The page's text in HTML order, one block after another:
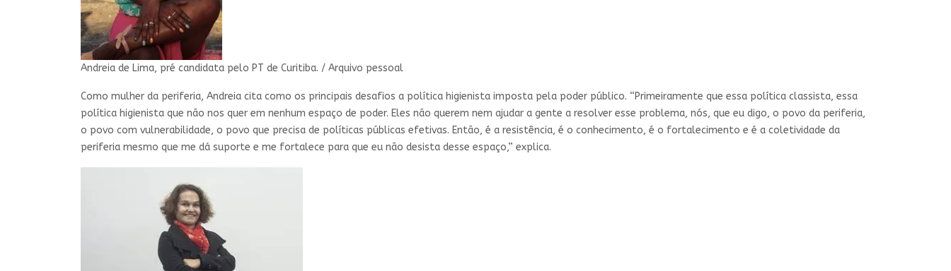
Andreia de Lima, pré candidata pelo PT de Curitiba. / Arquivo pessoal
Como mulher da periferia, Andreia cita como os principais desafios a política higienista imposta pela poder público. “Primeiramente que essa política classista, essa
política higienista que não nos quer em nenhum espaço de poder. Eles não querem nem ajudar a gente a resolver esse problema, nós, que eu digo, o povo da periferia,
o povo com vulnerabilidade, o povo que precisa de políticas públicas efetivas. Então, é a resistência, é o conhecimento, é o fortalecimento e é a coletividade da
periferia mesmo que me dá suporte e me fortalece para que eu não desista desse espaço,” explica.